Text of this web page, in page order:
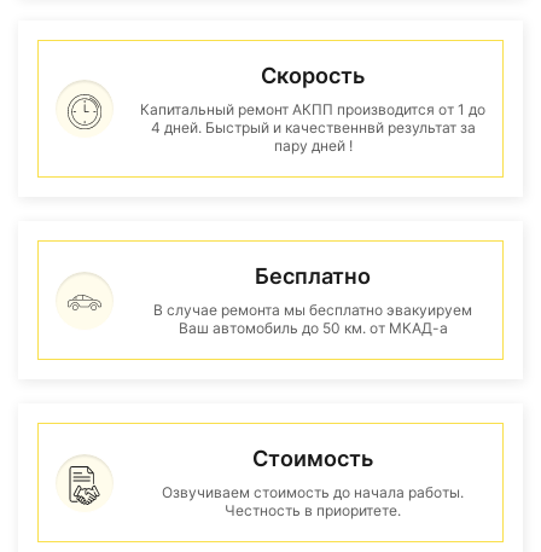
Скорость
Капитальный ремонт АКПП производится от 1 до
4 дней. Быстрый и качественнвй результат за
пару дней !
Бесплатно
В случае ремонта мы бесплатно эвакуируем
Ваш автомобиль до 50 км. от МКАД-а
Стоимость
Озвучиваем стоимость до начала работы.
Честность в приоритете.